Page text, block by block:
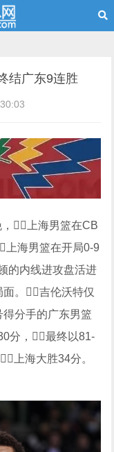
结广东9连胜
，上海男篮在CB
上海男篮在开局0-9
的内线进攻盘活进
。吉伦沃特仅
分手的广东男篮
分，最终以81-
上海大胜34分。